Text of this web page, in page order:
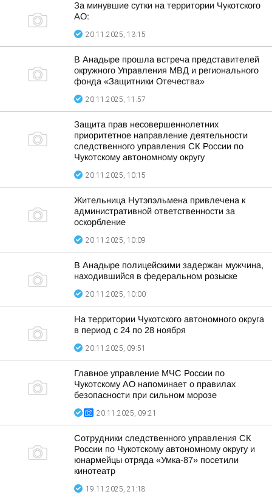
За минувшие сутки на территории Чукотского
АО:
20.11.2025, 13:15
В Анадыре прошла встреча представителей
окружного Управления МВД и регионального
фонда «Защитники Отечества»
20.11.2025, 11:57
Защита прав несовершеннолетних
приоритетное направление деятельности
следственного управления СК России по
Чукотскому автономному округу
20.11.2025, 10:15
Жительница Нутэпэльмена привлечена к
административной ответственности за
оскорбление
20.11.2025, 10:09
В Анадыре полицейскими задержан мужчина,
находившийся в федеральном розыске
20.11.2025, 10:00
На территории Чукотского автономного округа
в период с 24 по 28 ноября
20.11.2025, 09:51
Главное управление МЧС России по
Чукотскому АО напоминает о правилах
безопасности при сильном морозе
20.11.2025, 09:21
Сотрудники следственного управления СК
России по Чукотскому автономному округу и
юнармейцы отряда «Умка-87» посетили
кинотеатр
19.11.2025, 21:18